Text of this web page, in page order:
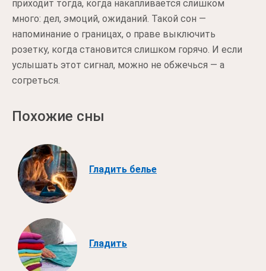
приходит тогда, когда накапливается слишком
много: дел, эмоций, ожиданий. Такой сон —
напоминание о границах, о праве выключить
розетку, когда становится слишком горячо. И если
услышать этот сигнал, можно не обжечься — а
согреться.
Похожие сны
Гладить белье
Гладить